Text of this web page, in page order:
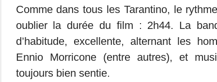
Comme dans tous les Tarantino, le
oublier la durée du film : 2h44. La
d’habitude, excellente, alternant les
Ennio Morricone (entre autres), et
toujours bien sentie.